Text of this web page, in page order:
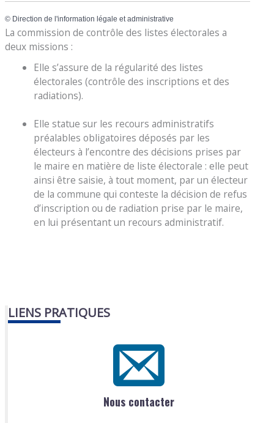
© Direction de l'information légale et administrative
La commission de contrôle des listes électorales a
deux missions :
Elle s’assure de la régularité des listes
électorales (contrôle des inscriptions et des
radiations).
Elle statue sur les recours administratifs
préalables obligatoires déposés par les
électeurs à l’encontre des décisions prises par
le maire en matière de liste électorale : elle peut
ainsi être saisie, à tout moment, par un électeur
de la commune qui conteste la décision de refus
d’inscription ou de radiation prise par le maire,
en lui présentant un recours administratif.
LIENS PRATIQUES
Nous contacter